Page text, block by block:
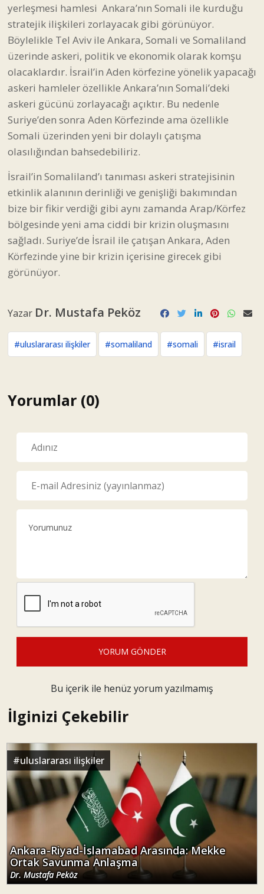
yerleşmesi hamlesi Ankara’nın Somali ile kurduğu
stratejik ilişkileri zorlayacak gibi görünüyor.
Böylelikle Tel Aviv ile Ankara, Somali ve Somaliland
üzerinde askeri, politik ve ekonomik olarak komşu
olacaklardır. İsrail’in Aden körfezine yönelik yapacağı
askeri hamleler özellikle Ankara’nın Somali’deki
askeri gücünü zorlayacağı açıktır. Bu nedenle
Suriye’den sonra Aden Körfezinde ama özellikle
Somali üzerinden yeni bir dolaylı çatışma
olasılığından bahsedebiliriz.
İsrail’in Somaliland’ı tanıması askeri stratejisinin
etkinlik alanının derinliği ve genişliği bakımından
bize bir fikir verdiği gibi aynı zamanda Arap/Körfez
bölgesinde yeni ama ciddi bir krizin oluşmasını
sağladı. Suriye’de İsrail ile çatışan Ankara, Aden
Körfezinde yine bir krizin içerisine girecek gibi
görünüyor.
Yazar Dr. Mustafa Peköz
#uluslararası ilişkiler #somaliland #somali #israil
Yorumlar (0)
YORUM GÖNDER
Bu içerik ile henüz yorum yazılmamış
İlginizi Çekebilir
#uluslararası ilişkiler
Ankara-Riyad-İslamabad Arasında: Mekke
Ortak Savunma Anlaşma
Dr. Mustafa Peköz